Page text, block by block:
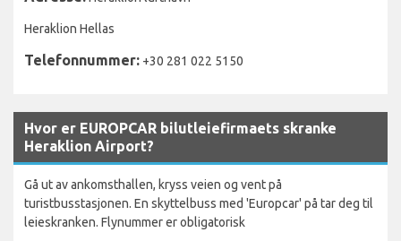
Heraklion Hellas
Telefonnummer: +30 281 022 5150
Hvor er EUROPCAR bilutleiefirmaets skranke
Heraklion Airport?
Gå ut av ankomsthallen, kryss veien og vent på
turistbusstasjonen. En skyttelbuss med 'Europcar' på tar deg til
leieskranken. Flynummer er obligatorisk